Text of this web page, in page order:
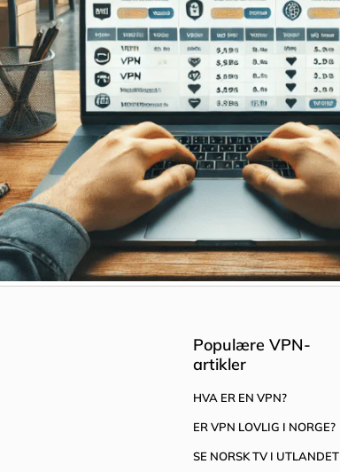
Populære VPN-
artikler
HVA ER EN VPN?
ER VPN LOVLIG I NORGE?
SE NORSK TV I UTLANDET